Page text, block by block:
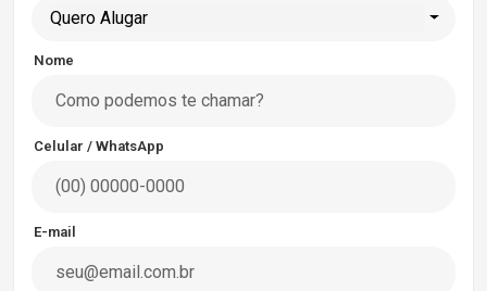
Quero Alugar
Nome
Celular / WhatsApp
E-mail